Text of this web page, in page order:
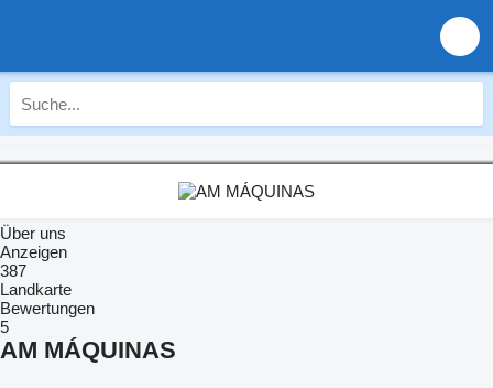
Über uns
Anzeigen
387
Landkarte
Bewertungen
5
AM MÁQUINAS